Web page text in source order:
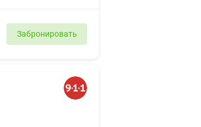
Забронировать